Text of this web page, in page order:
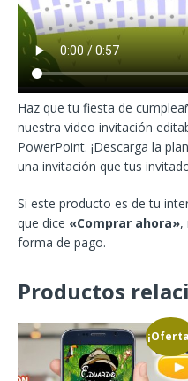
Haz que tu fiesta de
nuestra video invitación
PowerPoint. ¡Descarga la
una invitación que tus
Si este producto es de tu
que dice «Comprar ahora»,
forma de pago.
Productos